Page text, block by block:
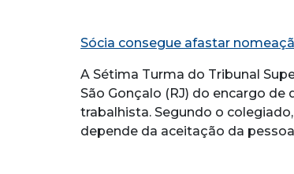
Sócia consegue afastar
A Sétima Turma do Tribunal
São Gonçalo (RJ) do encargo
trabalhista. Segundo o
depende da aceitação da